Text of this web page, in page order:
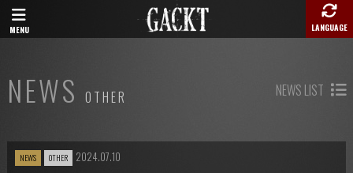
MENU LANGUAGE
NEWS OTHER NEWS LIST
NEWS OTHER 2024.07.10